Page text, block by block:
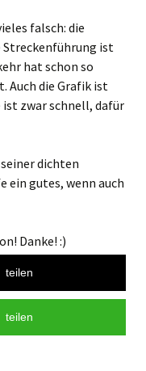
falsch: die
Streckenführung ist
hat schon so
Auch die Grafik ist
ist zwar schnell, dafür
dichten
ein gutes, wenn auch
Danke! :)
teilen
teilen